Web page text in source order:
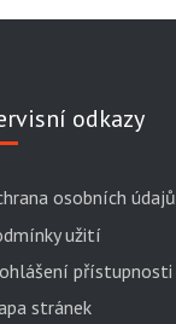
odkazy
osobních údajů
užití
přístupnosti
stránek